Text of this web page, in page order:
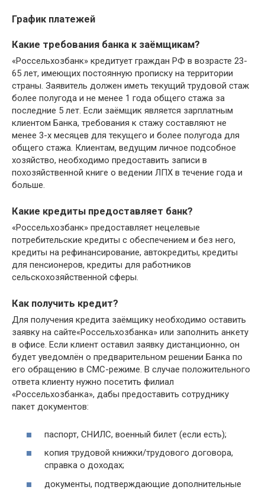
График платежей
Какие требования банка к заёмщикам?
«Россельхозбанк» кредитует граждан РФ в возрасте 23-
65 лет, имеющих постоянную прописку на территории
страны. Заявитель должен иметь текущий трудовой стаж
более полугода и не менее 1 года общего стажа за
последние 5 лет. Если заёмщик является зарплатным
клиентом Банка, требования к стажу составляют не
менее 3-х месяцев для текущего и более полугода для
общего стажа. Клиентам, ведущим личное подсобное
хозяйство, необходимо предоставить записи в
похозяйственной книге о ведении ЛПХ в течение года и
больше.
Какие кредиты предоставляет банк?
«Россельхозбанк» предоставляет нецелевые
потребительские кредиты с обеспечением и без него,
кредиты на рефинансирование, автокредиты, кредиты
для пенсионеров, кредиты для работников
сельскохозяйственной сферы.
Как получить кредит?
Для получения кредита заёмщику необходимо оставить
заявку на сайте«Россельхозбанка» или заполнить анкету
в офисе. Если клиент оставил заявку дистанционно, он
будет уведомлён о предварительном решении Банка по
его обращению в СМС-режиме. В случае положительного
ответа клиенту нужно посетить филиал
«Россельхозбанка», дабы предоставить сотруднику
пакет документов:
паспорт, СНИЛС, военный билет (если есть);
копия трудовой книжки/трудового договора,
справка о доходах;
документы, подтверждающие дополнительные